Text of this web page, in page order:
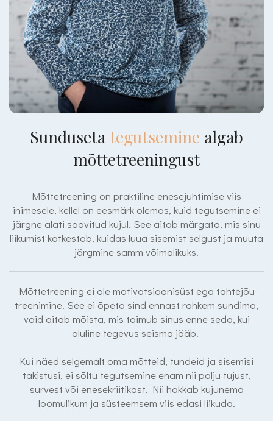
Sundusetategutsemine algab
mõttetreeningust
Mõttetreening on praktiline enesejuhtimise viis
inimesele, kellel on eesmärk olemas, kuid tegutsemine ei
järgne alati soovitud kujul. See aitab märgata, mis sinu
liikumist katkestab, kuidas luua sisemist selgust ja muuta
järgmine samm võimalikuks.
Mõttetreening ei ole motivatsioonisüst ega tahtejõu
treenimine. See ei õpeta sind ennast rohkem sundima,
vaid aitab mõista, mis toimub sinus enne seda, kui
oluline tegevus seisma jääb.
Kui näed selgemalt oma mõtteid, tundeid ja sisemisi
takistusi, ei sõltu tegutsemine enam nii palju tujust,
survest või enesekriitikast. Nii hakkab kujunema
loomulikum ja süsteemsem viis edasi liikuda.